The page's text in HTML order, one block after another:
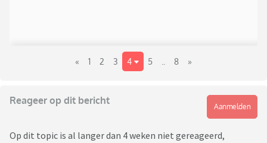
« 1 2 3 4 5 8 »
Reageer op dit bericht
Aanmelden
Op dit topic is al langer dan 4 weken niet gereageerd,